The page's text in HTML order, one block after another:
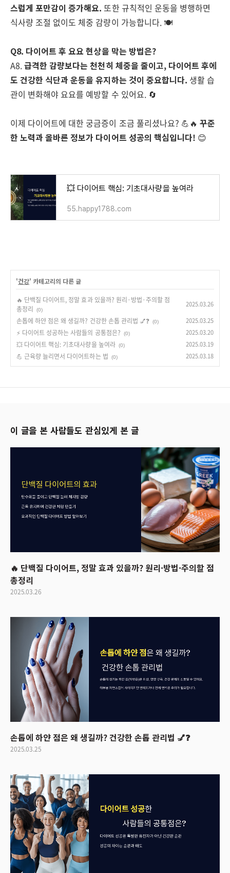
스럽게 포만감이 증가해요. 또한 규칙적인 운동을 병행하면
식사량 조절 없이도 체중 감량이 가능합니다. 🍽️
Q8. 다이어트 후 요요 현상을 막는 방법은?
A8.급격한 감량보다는 천천히 체중을 줄이고, 다이어트 후에
도 건강한 식단과 운동을 유지하는 것이 중요합니다. 생활 습
관이 변화해야 요요를 예방할 수 있어요. 🔄
이제 다이어트에 대한 궁금증이 조금 풀리셨나요? 💪🔥 꾸준
한 노력과 올바른 정보가 다이어트 성공의 핵심입니다! 😊
💥 다이어트 핵심: 기초대사량을 높여라
55.happy1788.com
'건강' 카테고리의 다른 글
🔥 단백질 다이어트, 정말 효과 있을까? 원리·방법·주의할 점
총정리
(0)
2025.03.26
손톱에 하얀 점은 왜 생길까? 건강한 손톱 관리법 💅❓ (0) 2025.03.25
⚡ 다이어트 성공하는 사람들의 공통점은? (0) 2025.03.20
💥 다이어트 핵심: 기초대사량을 높여라 (0) 2025.03.19
💪 근육량 늘리면서 다이어트하는 법 (0) 2025.03.18
이 글을 본 사람들도 관심있게 본 글
🔥 단백질 다이어트, 정말 효과 있을까? 원리·방법·주의할 점
총정리
2025.03.26
손톱에 하얀 점은 왜 생길까? 건강한 손톱 관리법 💅❓
2025.03.25